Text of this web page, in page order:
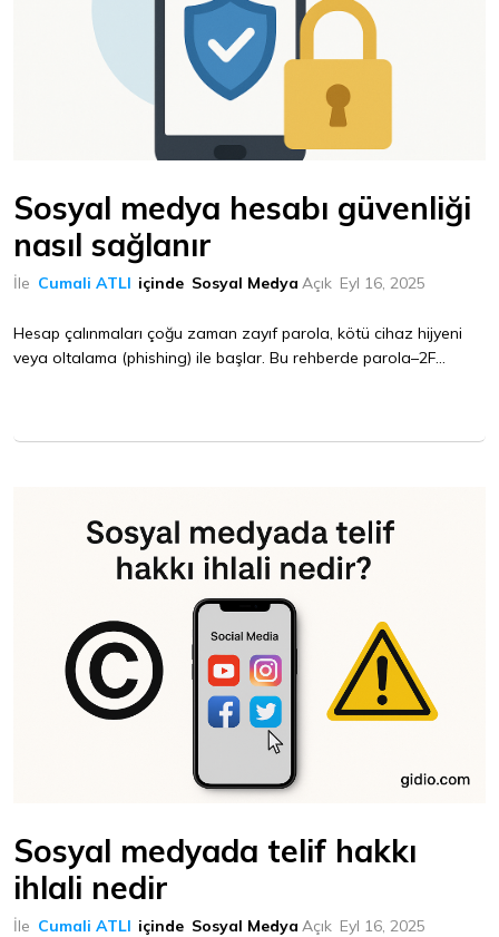
Sosyal medya hesabı güvenliği
nasıl sağlanır
İle Cumali ATLI içinde Sosyal Medya Açık Eyl 16, 2025
Hesap çalınmaları çoğu zaman zayıf parola, kötü cihaz hijyeni
veya oltalama (phishing) ile başlar. Bu rehberde parola–2F...
Sosyal medyada telif hakkı
ihlali nedir
İle Cumali ATLI içinde Sosyal Medya Açık Eyl 16, 2025